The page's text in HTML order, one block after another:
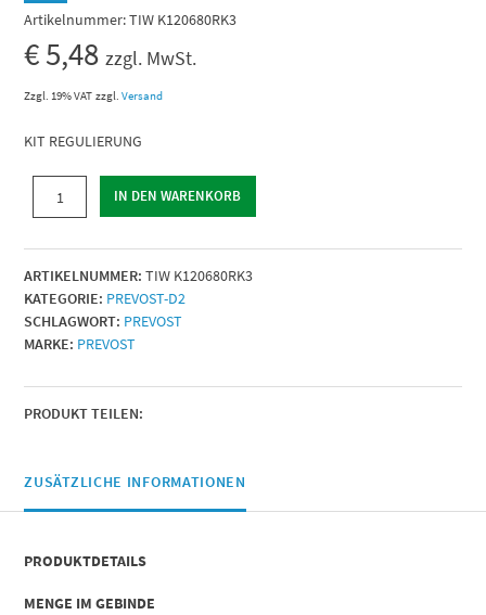
Artikelnummer:TIW K120680RK3
€5,48 zzgl. MwSt.
Zzgl. 19% VAT zzgl.Versand
KIT REGULIERUNG
REGULIERUNG
IN DEN WARENKORB
ARTIKELNUMMER: TIW K120680RK3
KATEGORIE: PREVOST-D2
SCHLAGWORT: PREVOST
MARKE: PREVOST
PRODUKT TEILEN:
ZUSÄTZLICHE INFORMATIONEN
PRODUKTDETAILS
MENGE IM GEBINDE